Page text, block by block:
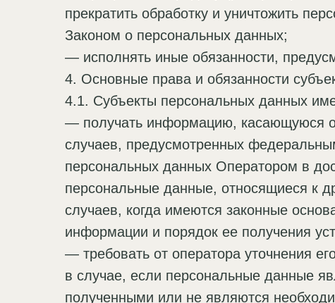
прекратить обработку и уничтожить
Законом о персональных данных;
— исполнять иные обязанности,
4. Основные права и обязанности
4.1. Субъекты персональных данных
— получать информацию, касающуюся
случаев, предусмотренных
персональных данных Оператором в
персональные данные, относящиеся к
случаев, когда имеются законные
информации и порядок ее получения
— требовать от оператора уточнения
в случае, если персональные данные
полученными или не являются